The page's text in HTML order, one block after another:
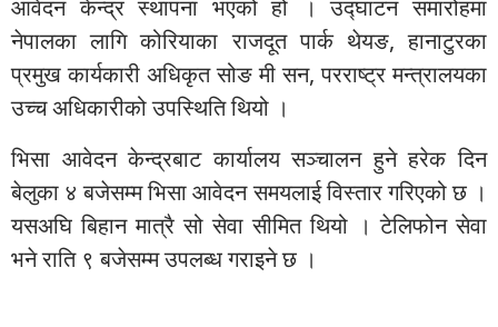
आवेदन केन्द्र स्थापना भएको हो । उद्घाटन समारोहमा
नेपालका लागि कोरियाका राजदूत पार्क थेयङ, हानाटुरका
प्रमुख कार्यकारी अधिकृत सोङ मी सन, परराष्ट्र मन्त्रालयका
उच्च अधिकारीको उपस्थिति थियो ।
भिसा आवेदन केन्द्रबाट कार्यालय सञ्चालन हुने हरेक दिन
बेलुका ४ बजेसम्म भिसा आवेदन समयलाई विस्तार गरिएको छ ।
यसअघि बिहान मात्रै सो सेवा सीमित थियो । टेलिफोन सेवा
भने राति ९ बजेसम्म उपलब्ध गराइने छ ।